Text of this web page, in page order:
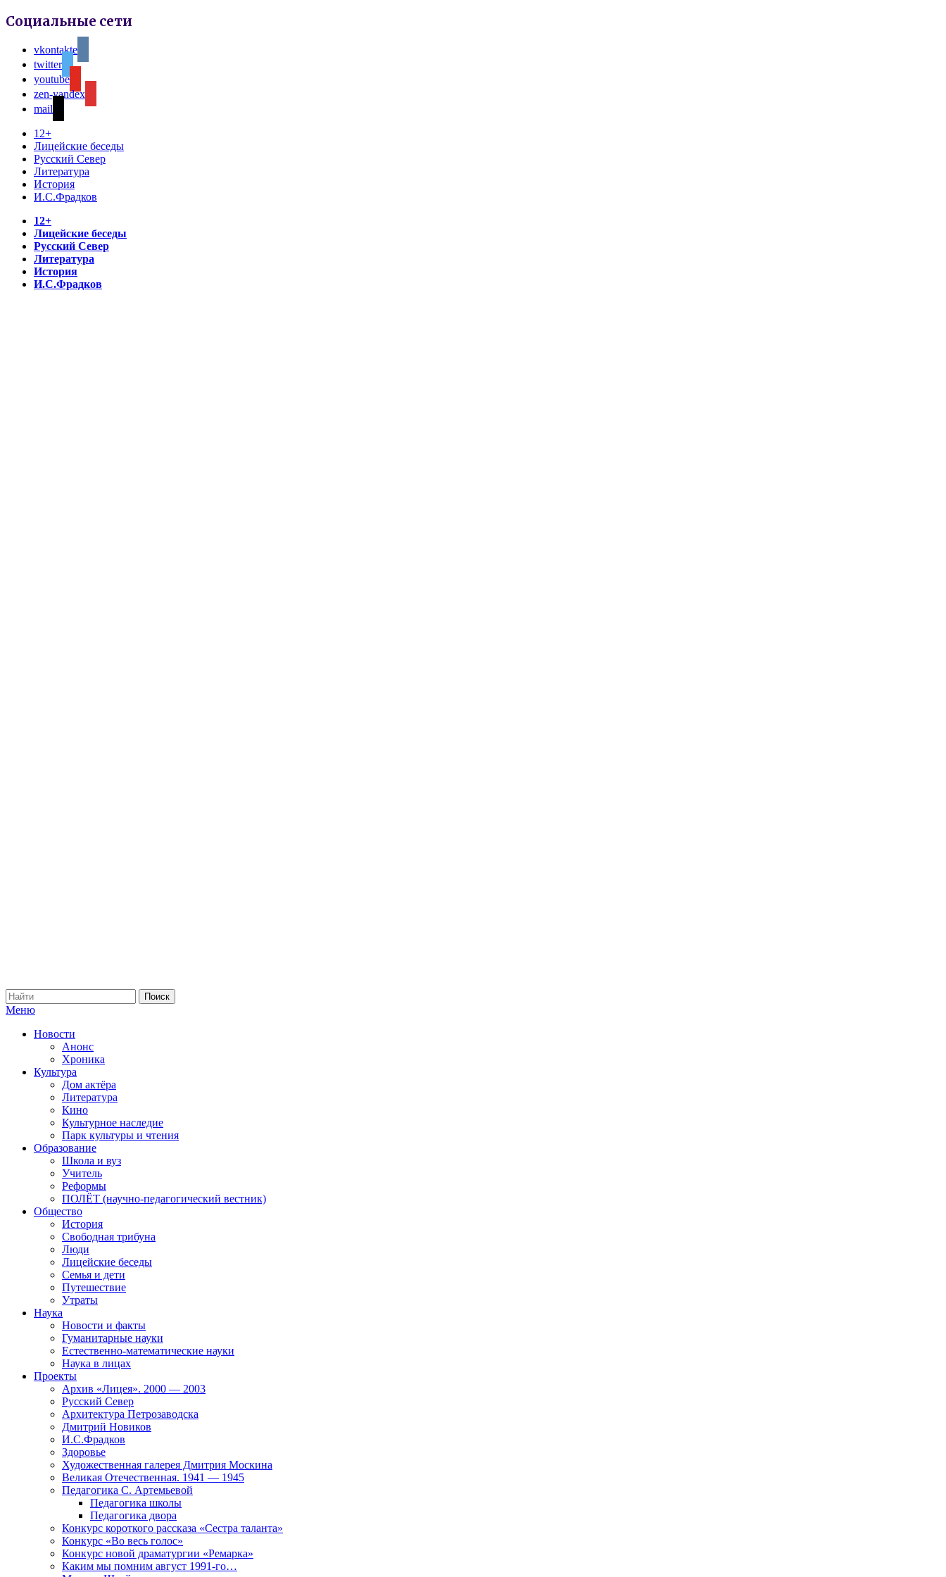
Социальные сети
vkontakte
twitter
youtube
zen-yandex
mail
12+
Лицейские беседы
Русский Север
Литература
История
И.С.Фрадков
12+
Лицейские беседы
Русский Север
Литература
История
И.С.Фрадков
Меню
Новости
Анонс
Хроника
Культура
Дом актёра
Литература
Кино
Культурное наследие
Парк культуры и чтения
Образование
Школа и вуз
Учитель
Реформы
ПОЛЁТ (научно-педагогический вестник)
Общество
История
Свободная трибуна
Люди
Лицейские беседы
Семья и дети
Путешествие
Утраты
Наука
Новости и факты
Гуманитарные науки
Естественно-математические науки
Наука в лицах
Проекты
Архив «Лицея». 2000 — 2003
Русский Север
Архитектура Петрозаводска
Дмитрий Новиков
И.С.Фрадков
Здоровье
Художественная галерея Дмитрия Москина
Великая Отечественная. 1941 — 1945
Педагогика С. Артемьевой
Педагогика школы
Педагогика двора
Конкурс короткого рассказа «Сестра таланта»
Конкурс «Во весь голос»
Конкурс новой драматургии «Ремарка»
Каким мы помним август 1991-го…